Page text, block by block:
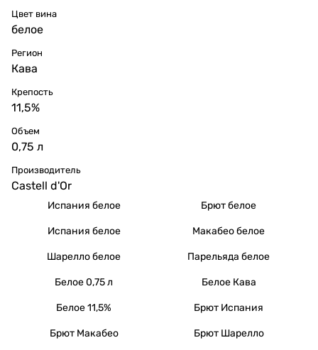
Цвет вина
белое
Регион
Кава
Крепость
11,5%
Объем
0,75 л
Производитель
Castell d'Or
Испания белое Брют белое
Испания белое Макабео белое
Шарелло белое Парельяда белое
Белое 0,75 л Белое Кава
Белое 11,5% Брют Испания
Брют Макабео Брют Шарелло